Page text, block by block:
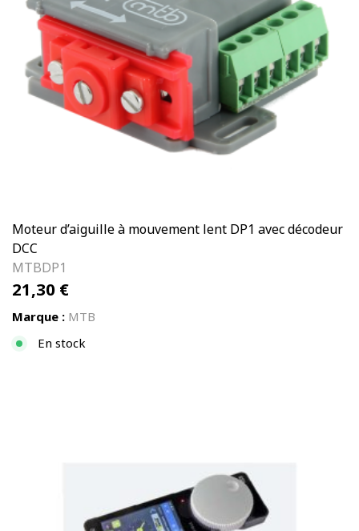
Moteur d’aiguille à mouvement lent DP1 avec décodeur
DCC
MTBDP1
21,30 €
Marque : MTB
En stock